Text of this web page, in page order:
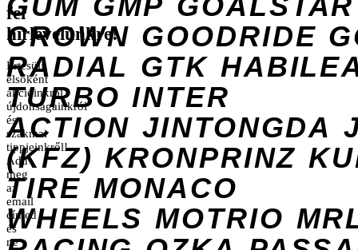
CROWN GOODRIDE
RADIAL GTK
TURBO INTER
ACTION JINTONGDA
(KFZ) KRONPRINZ
TIRE MONACO
WHEELS MOTRIO
fel
hírlevelünkre!
Értesülj
elsőként
akcióinkról,
újdonságainkról
és
szakmai
tippjeinkről!
Add
meg
az
email
címed
és
ne